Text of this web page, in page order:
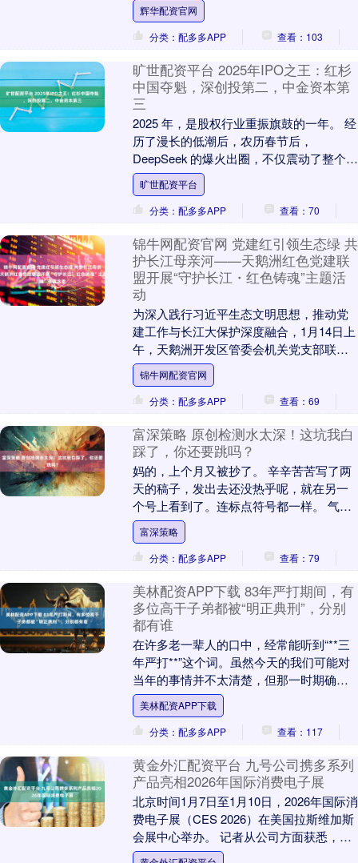
选人的时....
辉华配资官网
分类：配多多APP
查看：103
旷世配资平台 2025年IPO之王：红杉
中国夺魁，深创投第二，中金资本第
三
2025 年，是股权行业重振旗鼓的一年。 经
历了漫长的低潮后，农历春节后，
DeepSeek 的爆火出圈，不仅震动了整个创
投行业，更让整个创投生态重拾技术自
信。 ....
旷世配资平台
分类：配多多APP
查看：70
锦牛网配资官网 党建红引领生态绿 共
护长江母亲河——天鹅洲红色党建联
盟开展“守护长江・红色铸魂”主题活
动
为深入践行习近平生态文明思想，推动党
建工作与长江大保护深度融合，1月14日上
午，天鹅洲开发区管委会机关党支部联合
麋鹿保护区、江豚保护区、天鹅洲景区运
营分公司党支....
锦牛网配资官网
分类：配多多APP
查看：69
富深策略 原创检测水太深！这坑我白
踩了，你还要跳吗？
妈的，上个月又被抄了。 辛辛苦苦写了两
天的稿子，发出去还没热乎呢，就在另一
个号上看到了。连标点符号都一样。 气得
我手抖。 真的，那种感觉就像自己养的孩
子被人抱走....
富深策略
分类：配多多APP
查看：79
美林配资APP下载 83年严打期间，有
多位高干子弟都被“明正典刑”，分别
都有谁
在许多老一辈人的口中，经常能听到“**三
年严打**”这个词。虽然今天的我们可能对
当年的事情并不太清楚，但那一时期确实
是新中国面临重大挑战的时刻。犯罪案件
的频发，....
美林配资APP下载
分类：配多多APP
查看：117
黄金外汇配资平台 九号公司携多系列
产品亮相2026年国际消费电子展
北京时间1月7日至1月10日，2026年国际消
费电子展（CES 2026）在美国拉斯维加斯
会展中心举办。 记者从公司方面获悉，本
届CES，九号公司聚焦“创新个人....